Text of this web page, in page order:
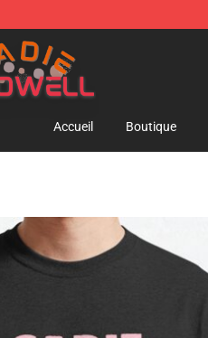
Crowell Merchandise Shop
Accueil Boutique